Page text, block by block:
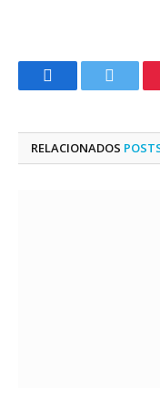
FacebookTwitter
RELACIONADOS